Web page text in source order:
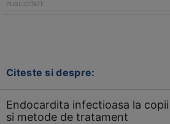
Citeste si despre:
Endocardita infectioasa la
si metode de tratament